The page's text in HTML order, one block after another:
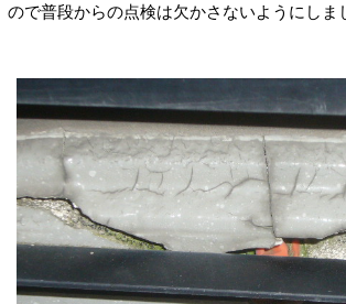
ので普段からの点検は欠かさないようにしま